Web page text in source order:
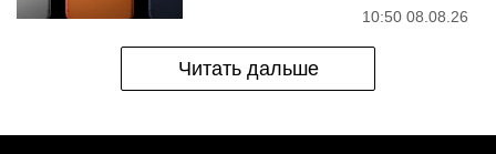
10:50 08.08.26
Читать дальше